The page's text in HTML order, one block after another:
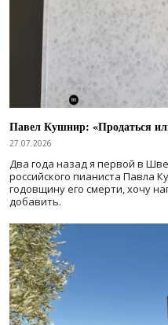
Павел Кушнир: «Продаться
27.07.2026
Два года назад я первой в
российского пианиста Павла
годовщину его смерти, хочу
добавить.